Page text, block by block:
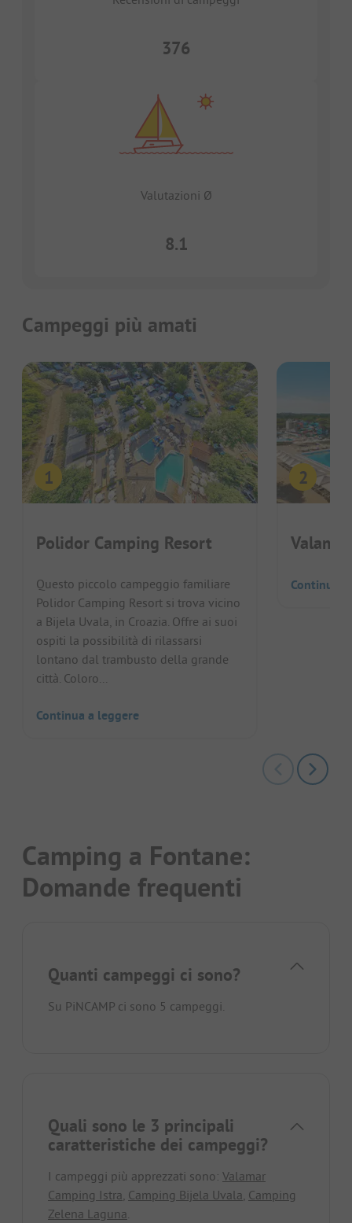
376
Valutazioni Ø
8.1
Campeggi più amati
Polidor Camping Resort
Questo piccolo campeggio familiare
Polidor Camping Resort si trova vicino
a Bijela Uvala, in Croazia. Offre ai suoi
ospiti la possibilità di rilassarsi
lontano dal trambusto della grande
città. Coloro...
Continua a leggere
Continua
Camping a Fontane:
Domande frequenti
Quanti campeggi ci sono?
Su PiNCAMP ci sono 5 campeggi.
Quali sono le 3 principali
caratteristiche dei campeggi?
I campeggi più apprezzati sono: Valamar
Camping Istra, Camping Bijela Uvala, Camping
Zelena Laguna.